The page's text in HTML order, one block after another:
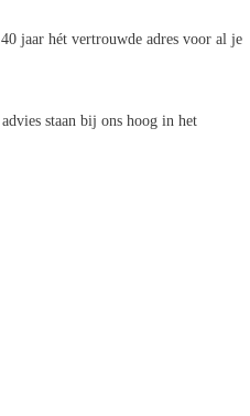
jaar hét vertrouwde adres voor al je
staan bij ons hoog in het